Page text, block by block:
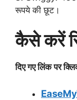
रूपये की छूट।
कैसे करें
दिए गए लिंक पर